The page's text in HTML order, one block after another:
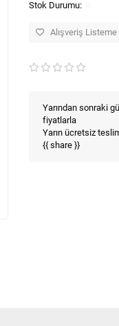
Alışveriş Listeme
Yarından sonraki
fiyatlarla
Yarın ücretsiz
{{ share }}